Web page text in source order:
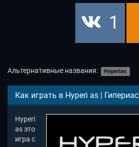
1
Альтернативные названия: Hyperias
Как играть в Hyperi as | Гипериас
Hyperi
as это
игра с